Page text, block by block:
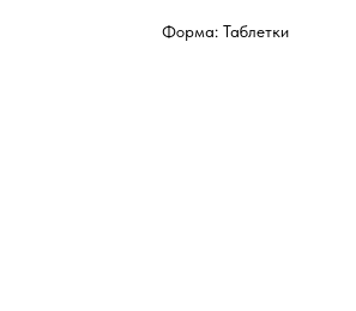
Форма: Таблетки